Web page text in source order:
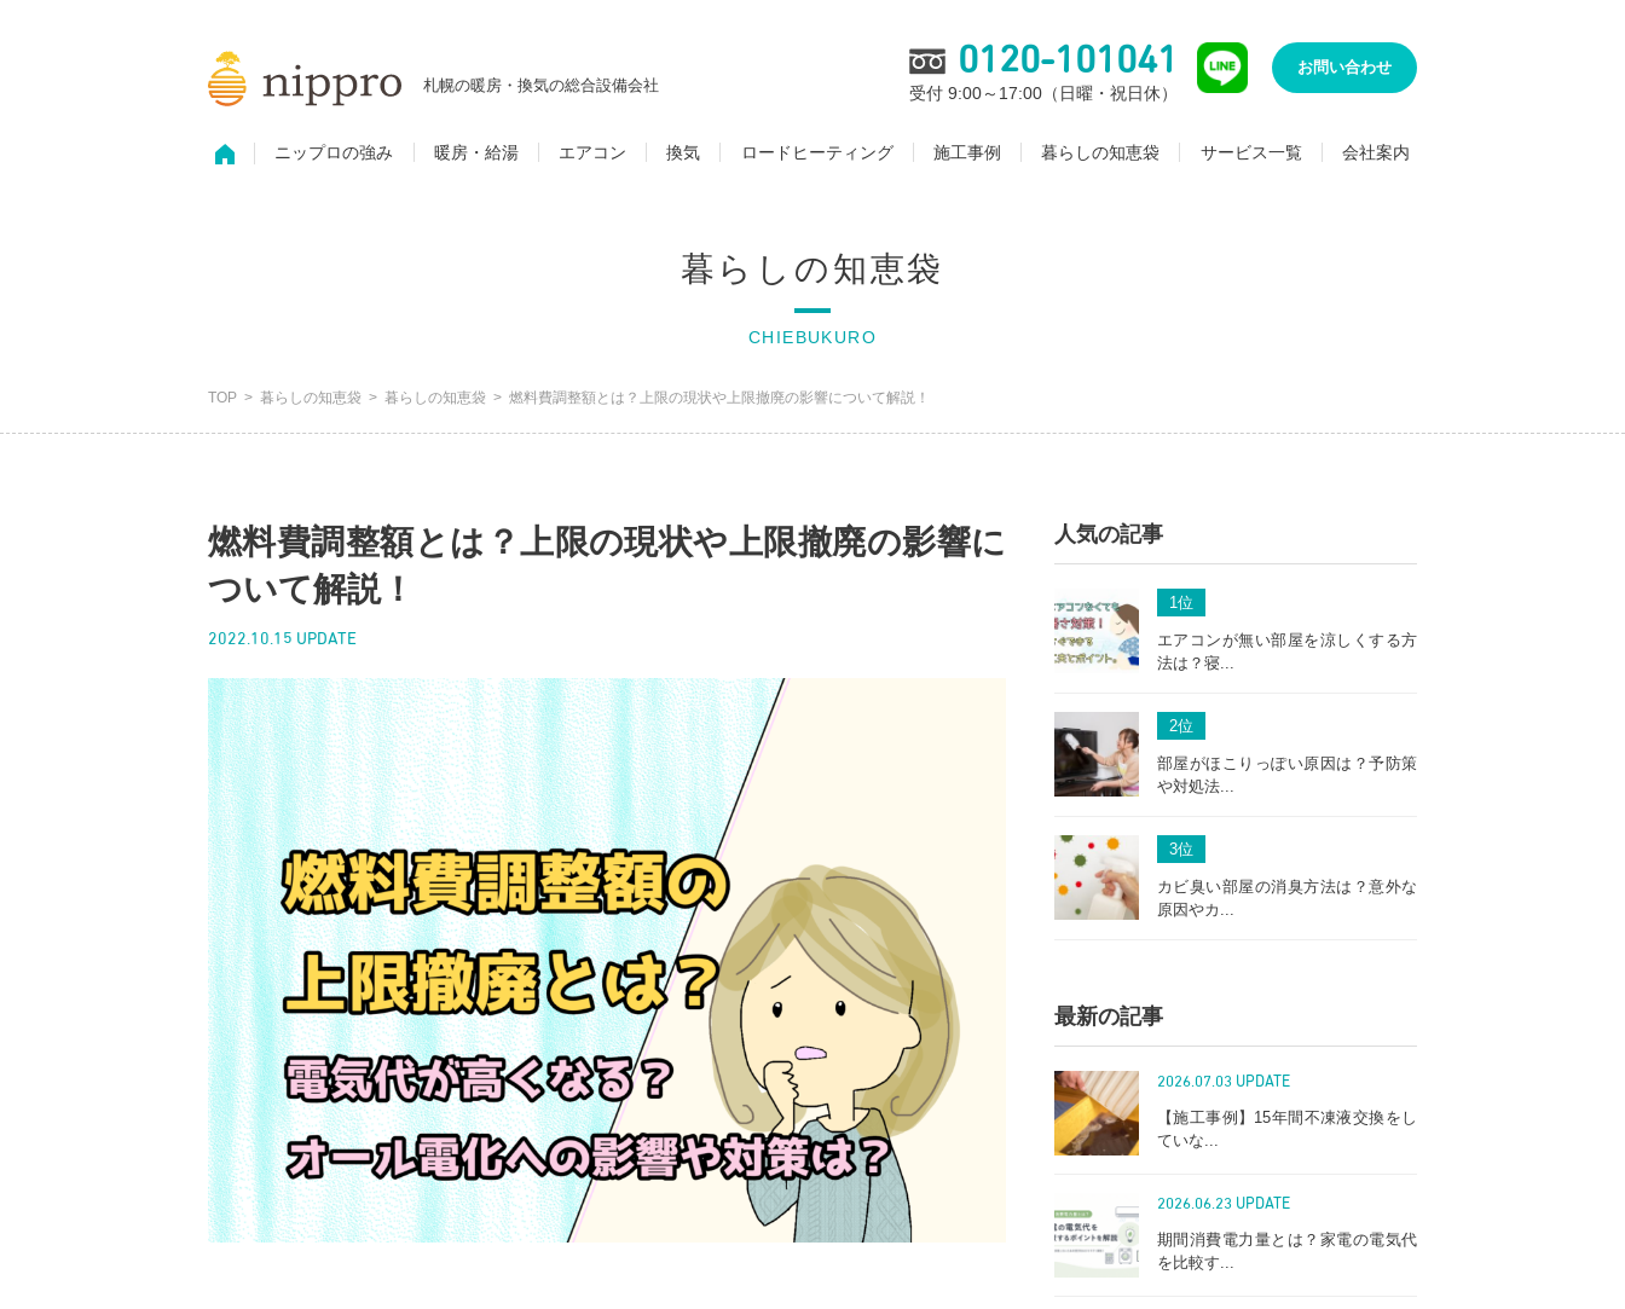
札幌の暖房・換気の総合設備会社
0120-101041
受付 9:00～17:00（日曜・祝日休）
お問い合わせ
ニップロの強み 暖房・給湯 エアコン 換気 ロードヒーティング 施工事例 暮らしの知恵袋 サービス一覧 会社案内
暮らしの知恵袋
CHIEBUKURO
TOP 暮らしの知恵袋 暮らしの知恵袋 燃料費調整額とは？上限の現状や上限撤廃の影響について解説！
燃料費調整額とは？上限の現状や上限撤廃の影響に
ついて解説！
2022.10.15 UPDATE
人気の記事
1位
エアコンが無い部屋を涼しくする方
法は？寝...
2位
部屋がほこりっぽい原因は？予防策
や対処法...
3位
カビ臭い部屋の消臭方法は？意外な
原因やカ...
最新の記事
2026.07.03 UPDATE
【施工事例】15年間不凍液交換をし
ていな...
2026.06.23 UPDATE
期間消費電力量とは？家電の電気代
を比較す...